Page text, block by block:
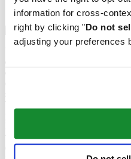
information for cross-
right by clicking "Do not
adjusting your preferences
Stal szlachetna
Uważany za najdoskonalszy ze
diament to najtwardszy naturalny
diamentów klasyfikuje się
(szlif): Im więcej faset posiada
światło. Certina wykorzystuje
brylantowym (koperta) lub
pierwszy rzut oka wszystkie
Eksperci rozróżniają jednak
wykorzystuje wyłącznie
(czystość): Prawie wszystkie